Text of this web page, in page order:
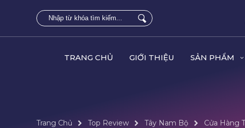
TRANG CHỦ GIỚI THIỆU SẢN PHẨM
Trang Chủ Top Review Tây Nam Bộ Cửa Hàng